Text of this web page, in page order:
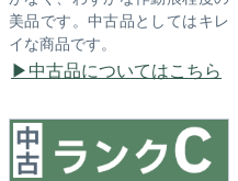
美品です。中古品としてはキレ
イな商品です。
中古品についてはこちら